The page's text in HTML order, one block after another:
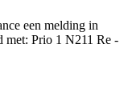
een melding in
met: Prio 1 N211 Re -